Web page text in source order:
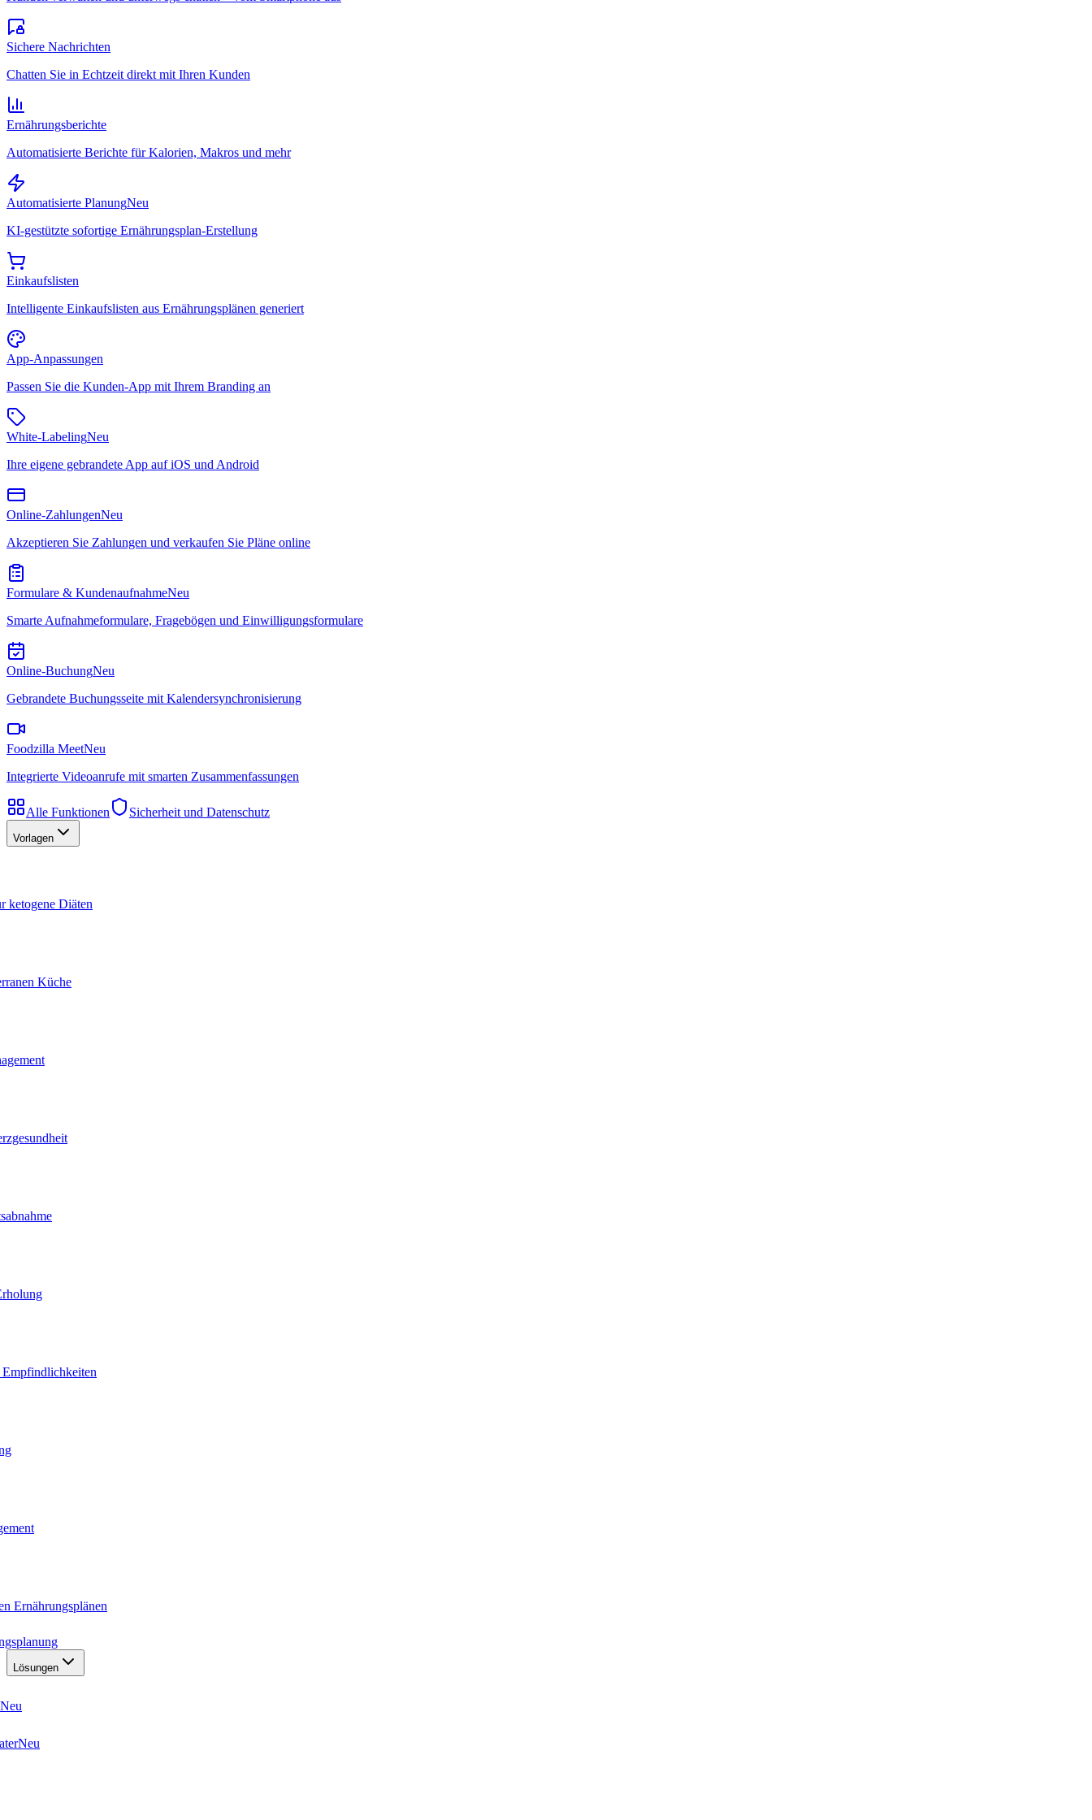
Sichere Nachrichten
Chatten Sie in Echtzeit direkt mit Ihren Kunden
Ernährungsberichte
Automatisierte Berichte für Kalorien, Makros und mehr
Automatisierte PlanungNeu
KI-gestützte sofortige Ernährungsplan-Erstellung
Einkaufslisten
Intelligente Einkaufslisten aus Ernährungsplänen generiert
App-Anpassungen
Passen Sie die Kunden-App mit Ihrem Branding an
White-LabelingNeu
Ihre eigene gebrandete App auf iOS und Android
Online-ZahlungenNeu
Akzeptieren Sie Zahlungen und verkaufen Sie Pläne online
Formulare & KundenaufnahmeNeu
Smarte Aufnahmeformulare, Fragebögen und Einwilligungsformulare
Online-BuchungNeu
Gebrandete Buchungsseite mit Kalendersynchronisierung
Foodzilla MeetNeu
Integrierte Videoanrufe mit smarten Zusammenfassungen
Alle Funktionen Sicherheit und Datenschutz
Vorlagen
ketogene Diäten
Küche
Ernährungsplänen
Lösungen
Neu
Neu